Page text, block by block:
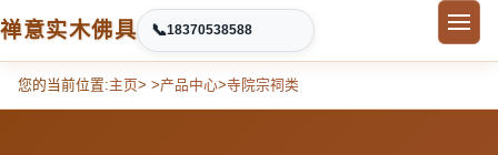
禅意实木佛具 📞18370538588
您的当前位置:主页> >产品中心>寺院宗祠类